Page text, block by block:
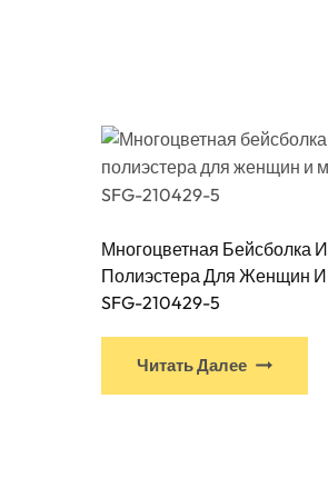
Многоцветная Бейсболка
Полиэстера Для Женщин
SFG-210429-5
Читать Далее